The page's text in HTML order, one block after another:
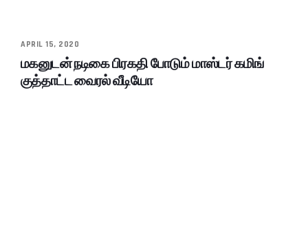
APRIL 15, 2020
மகனுடன் நடிகை பிரகதி போடும் மாஸ்டர் கமிங்
குத்தாட்ட வைரல் வீடியோ